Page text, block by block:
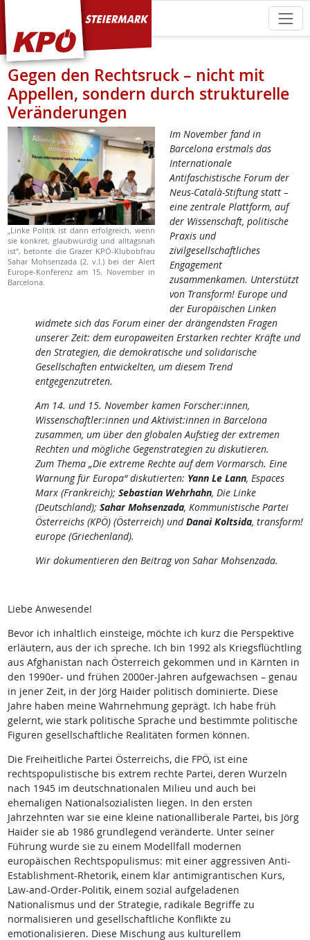
KPÖ Steiermark
Gegen den Rechtsruck – nicht mit
Appellen, sondern durch strukturelle
Veränderungen
„Linke Politik ist dann erfolgreich, wenn
sie konkret, glaubwürdig und alltagsnah
ist“, betonte die Grazer KPÖ-Klubobfrau
Sahar Mohsenzada (2. v.l.) bei der Alert
Europe-Konferenz am 15. November in
Barcelona.
Im November fand in
Barcelona erstmals das
Internationale
Antifaschistische Forum der
Neus-Català-Stiftung statt –
eine zentrale Plattform, auf
der Wissenschaft, politische
Praxis und
zivilgesellschaftliches
Engagement
zusammenkamen. Unterstützt
von Transform! Europe und
der Europäischen Linken
widmete sich das Forum einer der drängendsten Fragen
unserer Zeit: dem europaweiten Erstarken rechter Kräfte und
den Strategien, die demokratische und solidarische
Gesellschaften entwickelten, um diesem Trend
entgegenzutreten.
Am 14. und 15. November kamen Forscher:innen,
Wissenschaftler:innen und Aktivist:innen in Barcelona
zusammen, um über den globalen Aufstieg der extremen
Rechten und mögliche Gegenstrategien zu diskutieren.
Zum Thema „Die extreme Rechte auf dem Vormarsch. Eine
Warnung für Europa“ diskutierten: Yann Le Lann, Espaces
Marx (Frankreich); Sebastian Wehrhahn, Die Linke
(Deutschland); Sahar Mohsenzada, Kommunistische Partei
Österreichs (KPÖ) (Österreich) undDanai Koltsida, transform!
europe (Griechenland).
Wir dokumentieren den Beitrag von Sahar Mohsenzada.
Liebe Anwesende!
Bevor ich inhaltlich einsteige, möchte ich kurz die Perspektive
erläutern, aus der ich spreche. Ich bin 1992 als Kriegsflüchtling
aus Afghanistan nach Österreich gekommen und in Kärnten in
den 1990er- und frühen 2000er-Jahren aufgewachsen – genau
in jener Zeit, in der Jörg Haider politisch dominierte. Diese
Jahre haben meine Wahrnehmung geprägt. Ich habe früh
gelernt, wie stark politische Sprache und bestimmte politische
Figuren gesellschaftliche Realitäten formen können.
Die Freiheitliche Partei Österreichs, die FPÖ, ist eine
rechtspopulistische bis extrem rechte Partei, deren Wurzeln
nach 1945 im deutschnationalen Milieu und auch bei
ehemaligen Nationalsozialisten liegen. In den ersten
Jahrzehnten war sie eine kleine nationalliberale Partei, bis Jörg
Haider sie ab 1986 grundlegend veränderte. Unter seiner
Führung wurde sie zu einem Modellfall modernen
europäischen Rechtspopulismus: mit einer aggressiven Anti-
Establishment-Rhetorik, einem klar antimigrantischen Kurs,
Law-and-Order-Politik, einem sozial aufgeladenen
Nationalismus und der Strategie, radikale Begriffe zu
normalisieren und gesellschaftliche Konflikte zu
emotionalisieren. Diese Mischung aus kulturellem